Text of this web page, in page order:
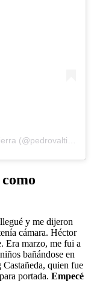
llegué y me dijeron
cámara. Héctor
Era marzo, me fui a
bañándose en
quien fue
portada. Empecé